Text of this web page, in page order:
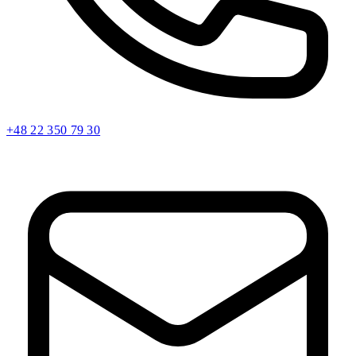
+48 22 350 79 30